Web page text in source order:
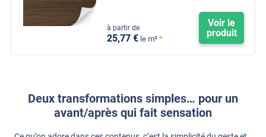
à partir de
25,77 € le m² *
Voir le
produit
Deux transformations simples… pour un
avant/après qui fait sensation